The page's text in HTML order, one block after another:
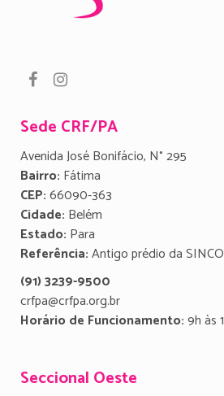
Sede CRF/PA
Avenida José Bonifácio, N° 295
Bairro: Fátima
CEP:66090-363
Cidade: Belém
Estado: Para
Referência:Antigo prédio da
(91) 3239-9500
crfpa@crfpa.org.br
Horário de Funcionamento:9h às
Seccional Oeste